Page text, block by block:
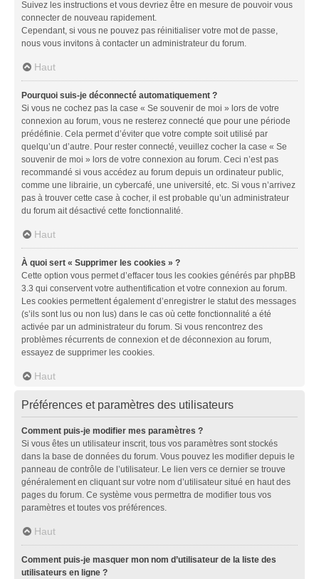
Suivez les instructions et vous devriez être en mesure de pouvoir vous
connecter de nouveau rapidement.
Cependant, si vous ne pouvez pas réinitialiser votre mot de passe,
nous vous invitons à contacter un administrateur du forum.
Haut
Pourquoi suis-je déconnecté automatiquement ?
Si vous ne cochez pas la case « Se souvenir de moi » lors de votre
connexion au forum, vous ne resterez connecté que pour une période
prédéfinie. Cela permet d’éviter que votre compte soit utilisé par
quelqu’un d’autre. Pour rester connecté, veuillez cocher la case « Se
souvenir de moi » lors de votre connexion au forum. Ceci n’est pas
recommandé si vous accédez au forum depuis un ordinateur public,
comme une librairie, un cybercafé, une université, etc. Si vous n’arrivez
pas à trouver cette case à cocher, il est probable qu’un administrateur
du forum ait désactivé cette fonctionnalité.
Haut
À quoi sert « Supprimer les cookies » ?
Cette option vous permet d’effacer tous les cookies générés par phpBB
3.3 qui conservent votre authentification et votre connexion au forum.
Les cookies permettent également d’enregistrer le statut des messages
(s’ils sont lus ou non lus) dans le cas où cette fonctionnalité a été
activée par un administrateur du forum. Si vous rencontrez des
problèmes récurrents de connexion et de déconnexion au forum,
essayez de supprimer les cookies.
Haut
Préférences et paramètres des utilisateurs
Comment puis-je modifier mes paramètres ?
Si vous êtes un utilisateur inscrit, tous vos paramètres sont stockés
dans la base de données du forum. Vous pouvez les modifier depuis le
panneau de contrôle de l’utilisateur. Le lien vers ce dernier se trouve
généralement en cliquant sur votre nom d’utilisateur situé en haut des
pages du forum. Ce système vous permettra de modifier tous vos
paramètres et toutes vos préférences.
Haut
Comment puis-je masquer mon nom d’utilisateur de la liste des
utilisateurs en ligne ?